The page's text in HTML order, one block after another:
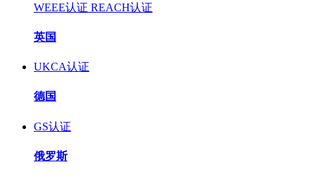
WEEE认证 REACH认证
英国
UKCA认证
德国
GS认证
俄罗斯